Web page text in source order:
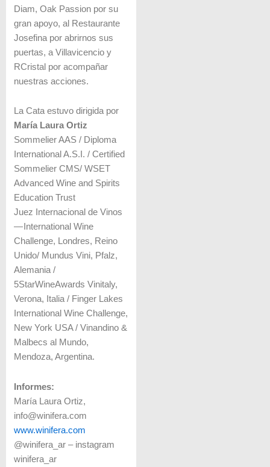
Diam, Oak Passion por su
gran apoyo, al Restaurante
Josefina por abrirnos sus
puertas, a Villavicencio y
RCristal por acompañar
nuestras acciones.
La Cata estuvo dirigida por
María Laura Ortiz
Sommelier AAS / Diploma
International A.S.I. / Certified
Sommelier CMS/ WSET
Advanced Wine and Spirits
Education Trust
Juez Internacional de Vinos
— International Wine
Challenge, Londres, Reino
Unido/ Mundus Vini, Pfalz,
Alemania /
5StarWineAwards Vinitaly,
Verona, Italia / Finger Lakes
International Wine Challenge,
New York USA / Vinandino &
Malbecs al Mundo,
Mendoza, Argentina.
Informes:
María Laura Ortiz,
info@winifera.com
www.winifera.com
@winifera_ar – instagram
winifera_ar